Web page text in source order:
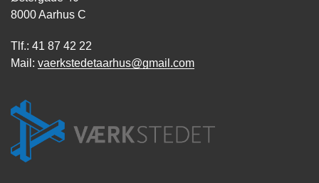
8000 Aarhus C
Tlf.: 41 87 42 22
Mail: vaerkstedetaarhus@gmail.com